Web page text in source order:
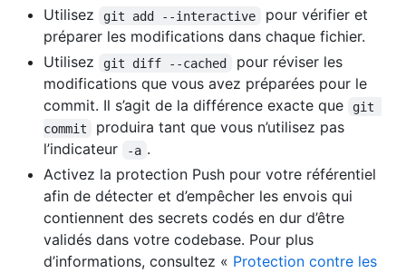
Utilisez
git add --interactive
pour vérifier et
préparer les modifications dans chaque fichier.
Utilisez
git diff --cached
pour réviser les
modifications que vous avez préparées pour le
commit. Il s’agit de la différence exacte que
git
commit
produira tant que vous n’utilisez pas
l’indicateur
-a .
Activez la protection Push pour votre référentiel
afin de détecter et d’empêcher les envois qui
contiennent des secrets codés en dur d’être
validés dans votre codebase. Pour plus
d’informations, consultez « Protection contre les